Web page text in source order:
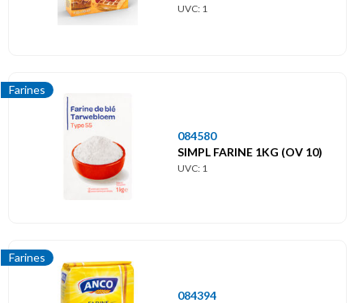
UVC: 1
Farines
084580
SIMPL FARINE 1KG (OV 10)
UVC: 1
Farines
084394